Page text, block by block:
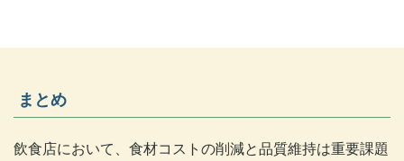
まとめ
飲食店において、食材コストの削減と品質維持は重要課題